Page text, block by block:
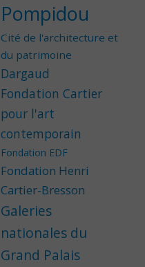
Pompidou
Cité de l'architecture et
du patrimoine
Dargaud
Fondation Cartier
pour l'art
contemporain
Fondation EDF
Fondation Henri
Cartier-Bresson
Galeries
nationales du
Grand Palais